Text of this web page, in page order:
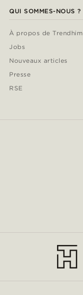
QUI SOMMES-NOUS ?
À propos de Trendhim
Jobs
Nouveaux articles
Presse
RSE